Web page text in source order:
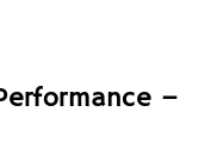
–